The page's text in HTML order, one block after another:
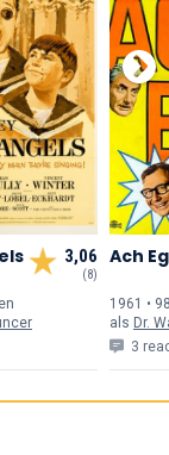
3,06
(8)
Ach
1961 •
als Dr.
3